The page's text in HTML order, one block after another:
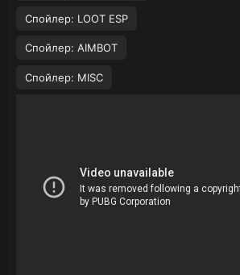
Спойлер: LOOT ESP
Спойлер: AIMBOT
Спойлер: MISC